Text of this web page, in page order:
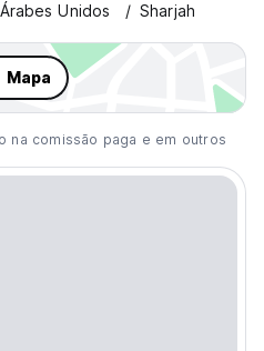
Unidos Sharjah
Mapa
na comissão paga e em outros